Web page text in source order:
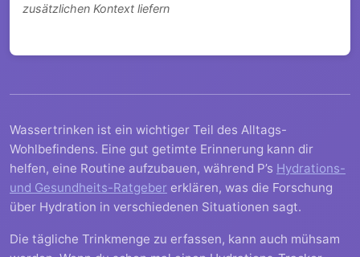
zusätzlichen Kontext liefern
Wassertrinken ist ein wichtiger Teil des Alltags-
Wohlbefindens. Eine gut getimte Erinnerung kann dir
helfen, eine Routine aufzubauen, während P’s Hydrations-
und Gesundheits-Ratgeber erklären, was die Forschung
über Hydration in verschiedenen Situationen sagt.
Die tägliche Trinkmenge zu erfassen, kann auch mühsam